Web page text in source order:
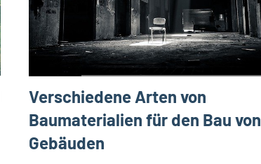
Verschiedene Arten von
Baumaterialien für den Bau von
Gebäuden